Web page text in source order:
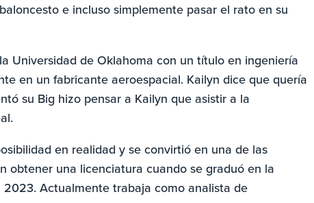
e incluso simplemente pasar el rato en su
Universidad de Oklahoma con un título en ingeniería
en un fabricante aeroespacial. Kailyn dice que quería
su Big hizo pensar a Kailyn que asistir a la
en realidad y se convirtió en una de las
obtener una licenciatura cuando se graduó en la
Actualmente trabaja como analista de